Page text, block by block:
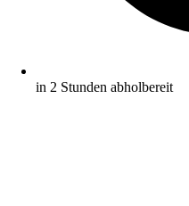
in 2 Stunden abholbereit